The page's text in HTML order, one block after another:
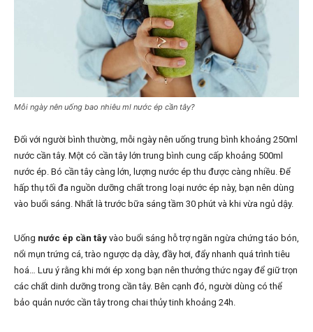
Mỗi ngày nên uống bao nhiêu ml nước ép cần tây?
Đối với người bình thường, mỗi ngày nên uống trung bình khoảng 250ml
nước cần tây. Một có cần tây lớn trung bình cung cấp khoảng 500ml
nước ép. Bó cần tây càng lớn, lượng nước ép thu được càng nhiều. Để
hấp thụ tối đa nguồn dưỡng chất trong loại nước ép này, bạn nên dùng
vào buổi sáng. Nhất là trước bữa sáng tầm 30 phút và khi vừa ngủ dậy.
Uống nước ép cần tây vào buổi sáng hỗ trợ ngăn ngừa chứng táo bón,
nổi mụn trứng cá, trào ngược dạ dày, đầy hơi, đẩy nhanh quá trình tiêu
hoá… Lưu ý rằng khi mới ép xong bạn nên thưởng thức ngay để giữ trọn
các chất dinh dưỡng trong cần tây. Bên cạnh đó, người dùng có thể
bảo quản nước cần tây trong chai thủy tinh khoảng 24h.